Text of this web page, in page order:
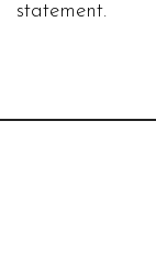
statement.